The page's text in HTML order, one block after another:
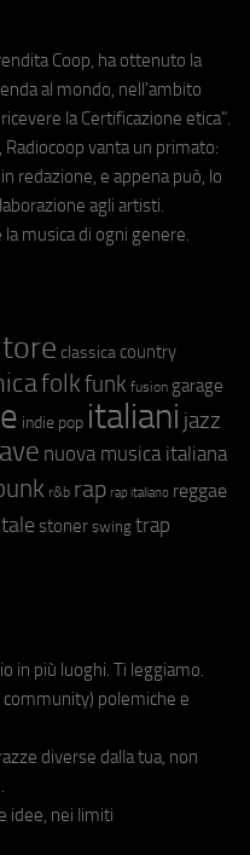
Coop, ha ottenuto la
al mondo, nell'ambito
la Certificazione etica".
vanta un primato:
redazione, e appena può, lo
agli artisti.
musica di ogni genere.
classica country
folkfunk fusion garage
indie pop italiani jazz
nuova musica italiana
r&b rap rap italiano reggae
stoner swing trap
in più luoghi. Ti leggiamo.
community) polemiche e
diverse dalla tua, non
idee, nei limiti